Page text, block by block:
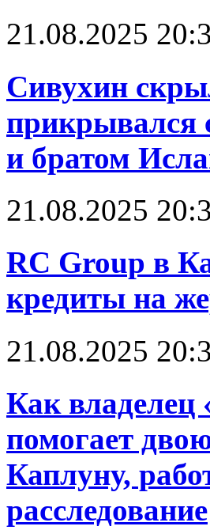
21.08.2025
Сивухин
и братом
21.08.2025
RC Group в
кредиты на
21.08.2025
Как
помогает
Каплуну,
расследование